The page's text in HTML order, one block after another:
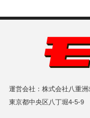
運営会社：株式会社八重
東京都中央区八丁堀4-5-9